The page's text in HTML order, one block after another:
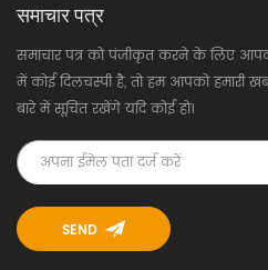
समाचार पत्र
समाचार पत्र को पंजीकृत करने के लिए
में कोई दिलचस्पी है, तो हम आपको हमारी
बारे में सूचित रखेंगे यदि कोई हो।